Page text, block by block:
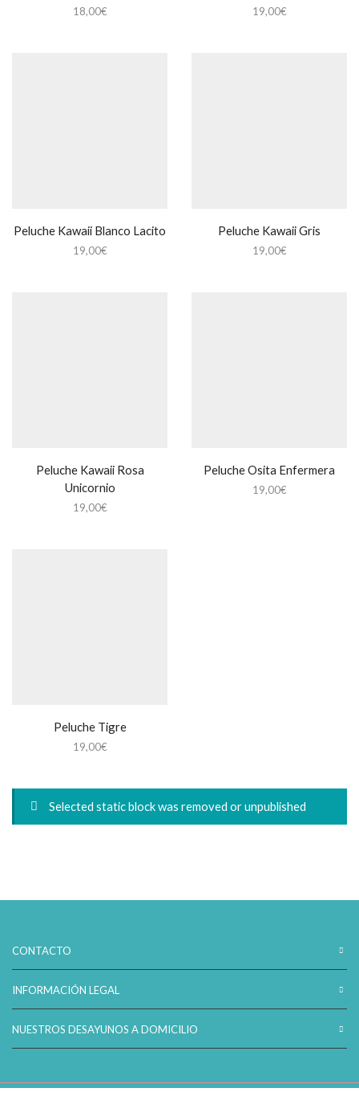
18,00€ 19,00€
Peluche Kawaii Blanco Lacito
19,00€
Peluche Kawaii Gris
19,00€
Peluche Kawaii Rosa
Unicornio
19,00€
Peluche Osita Enfermera
19,00€
Peluche Tigre
19,00€
Selected static block was removed or unpublished
CONTACTO
INFORMACIÓN LEGAL
NUESTROS DESAYUNOS A DOMICILIO